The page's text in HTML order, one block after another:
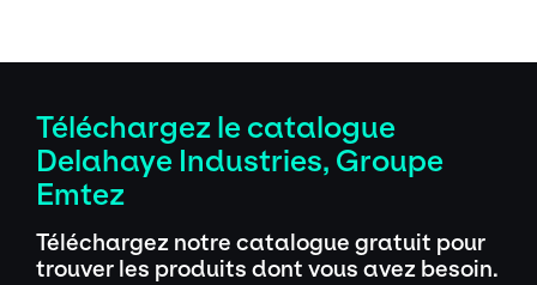
Téléchargez le catalogue
Delahaye Industries, Groupe
Emtez
Téléchargez notre catalogue gratuit pour
trouver les produits dont vous avez besoin.